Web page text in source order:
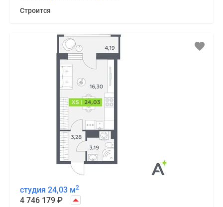
Строится
студия 24,03 м2
4 746 179 ₽